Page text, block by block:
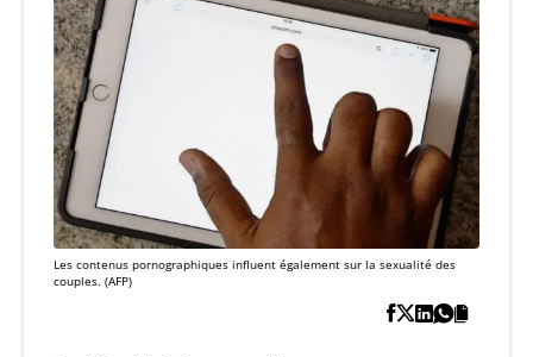
Les contenus pornographiques influent également sur la sexualité des
couples. (AFP)